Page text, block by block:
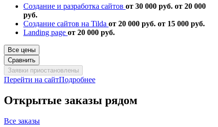
Создание и разработка сайтов от 30 000 руб. от 20 000
руб.
Создание сайтов на Tilda от 20 000 руб. от 15 000 руб.
Landing page от 20 000 руб.
Все цены
Сравнить
Заявки приостановлены
Перейти на сайтПодробнее
Открытые заказы рядом
Все заказы